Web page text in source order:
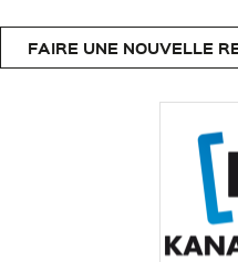
FAIRE UNE NOUVELLE